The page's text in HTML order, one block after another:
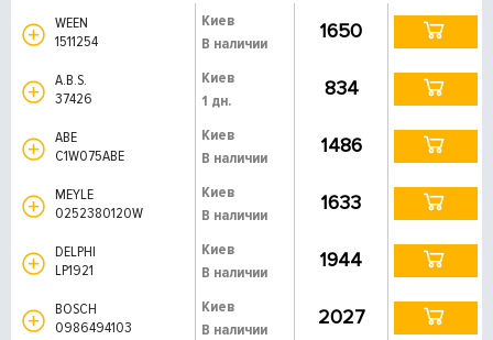
WEEN
1511254
Киев
В наличии
1650
A.B.S.
37426
Киев
1 дн.
834
ABE
C1W075ABE
Киев
В наличии
1486
MEYLE
0252380120W
Киев
В наличии
1633
DELPHI
LP1921
Киев
В наличии
1944
BOSCH
0986494103
Киев
В наличии
2027